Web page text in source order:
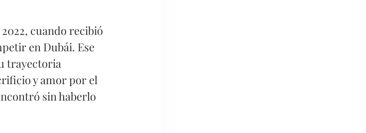
cuando recibió
en Dubái. Ese
trayectoria
y amor por el
sin haberlo